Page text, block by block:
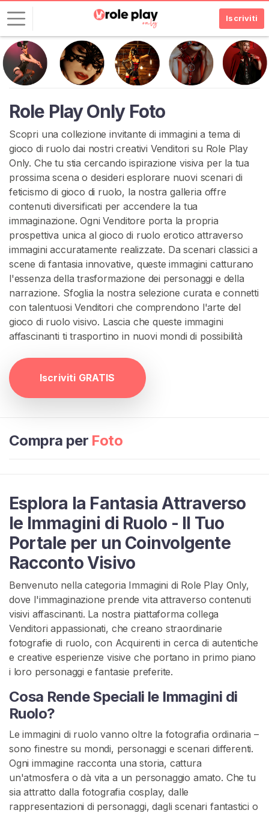
Iscriviti
Role Play Only Foto
Scopri una collezione invitante di immagini a tema di
gioco di ruolo dai nostri creativi Venditori su Role Play
Only. Che tu stia cercando ispirazione visiva per la tua
prossima scena o desideri esplorare nuovi scenari di
feticismo di gioco di ruolo, la nostra galleria offre
contenuti diversificati per accendere la tua
immaginazione. Ogni Venditore porta la propria
prospettiva unica al gioco di ruolo erotico attraverso
immagini accuratamente realizzate. Da scenari classici a
scene di fantasia innovative, queste immagini catturano
l'essenza della trasformazione dei personaggi e della
narrazione. Sfoglia la nostra selezione curata e connetti
con talentuosi Venditori che comprendono l'arte del
gioco di ruolo visivo. Lascia che queste immagini
affascinanti ti trasportino in nuovi mondi di possibilità
Iscriviti GRATIS
Compra per Foto
Esplora la Fantasia Attraverso
le Immagini di Ruolo - Il Tuo
Portale per un Coinvolgente
Racconto Visivo
Benvenuto nella categoria Immagini di Role Play Only,
dove l'immaginazione prende vita attraverso contenuti
visivi affascinanti. La nostra piattaforma collega
Venditori appassionati, che creano straordinarie
fotografie di ruolo, con Acquirenti in cerca di autentiche
e creative esperienze visive che portano in primo piano
i loro personaggi e fantasie preferite.
Cosa Rende Speciali le Immagini di
Ruolo?
Le immagini di ruolo vanno oltre la fotografia ordinaria –
sono finestre su mondi, personaggi e scenari differenti.
Ogni immagine racconta una storia, cattura
un'atmosfera o dà vita a un personaggio amato. Che tu
sia attratto dalla fotografia cosplay, dalle
rappresentazioni di personaggi, dagli scenari fantastici o
A
c
d
I
S
C
R
V
I
T
I
G
R
A
I
S
>
H
o
m
E
o
r
a
V
e
n
d
i
t
o
r
i
o
n
t
e
n
u
t
o